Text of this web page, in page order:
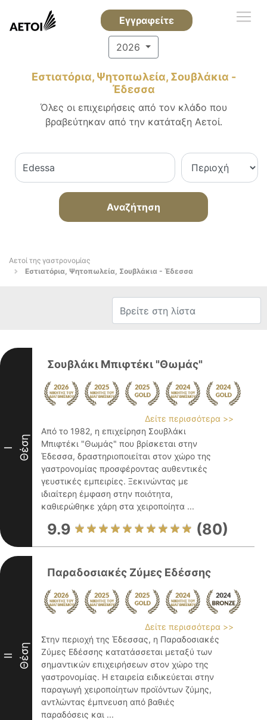
Εγγραφείτε
2026
Εστιατόρια, Ψητοπωλεία, Σουβλάκια -
Έδεσσα
Όλες οι επιχειρήσεις από τον κλάδο που
βραβεύτηκαν από την κατάταξη Αετοί.
Αναζήτηση
Αετοί της γαστρονομίας
Εστιατόρια, Ψητοπωλεία, Σουβλάκια - Έδεσσα
I Θέση
Σουβλάκι Μπιφτέκι "Θωμάς"
Δείτε περισσότερα >>
Από το 1982, η επιχείρηση Σουβλάκι
Μπιφτέκι "Θωμάς" που βρίσκεται στην
Έδεσσα, δραστηριοποιείται στον χώρο της
γαστρονομίας προσφέροντας αυθεντικές
γευστικές εμπειρίες. Ξεκινώντας με
ιδιαίτερη έμφαση στην ποιότητα,
καθιερώθηκε χάρη στα χειροποίητα ...
9.9 (80)
II Θέση
Παραδοσιακές Ζύμες Εδέσσης
Δείτε περισσότερα >>
Στην περιοχή της Έδεσσας, η Παραδοσιακές
Ζύμες Εδέσσης κατατάσσεται μεταξύ των
σημαντικών επιχειρήσεων στον χώρο της
γαστρονομίας. Η εταιρεία ειδικεύεται στην
παραγωγή χειροποίητων προϊόντων ζύμης,
αντλώντας έμπνευση από βαθιές
παραδόσεις και ...